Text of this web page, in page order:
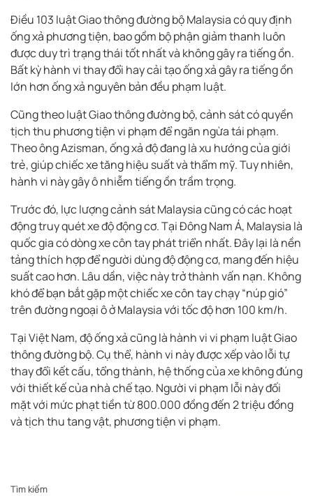
Điều 103 luật Giao thông đường bộ Malaysia có quy định
ống xả phương tiện, bao gồm bộ phận giảm thanh luôn
được duy trì trạng thái tốt nhất và không gây ra tiếng ồn.
Bất kỳ hành vi thay đổi hay cải tạo ống xả gây ra tiếng ồn
lớn hơn ống xả nguyên bản đều phạm luật.
Cũng theo luật Giao thông đường bộ, cảnh sát có quyền
tịch thu phương tiện vi phạm để ngăn ngừa tái phạm.
Theo ông Azisman, ống xả độ đang là xu hướng của giới
trẻ, giúp chiếc xe tăng hiệu suất và thẩm mỹ. Tuy nhiên,
hành vi này gây ô nhiễm tiếng ồn trầm trọng.
Trước đó, lực lượng cảnh sát Malaysia cũng có các hoạt
động truy quét xe độ động cơ. Tại Đông Nam Á, Malaysia là
quốc gia có dòng xe côn tay phát triển nhất. Đây lại là nền
tảng thích hợp để người dùng độ động cơ, mang đến hiệu
suất cao hơn. Lâu dần, việc này trở thành vấn nạn. Không
khó để bạn bắt gặp một chiếc xe côn tay chạy “núp gió”
trên đường ngoại ô ở Malaysia với tốc độ hơn 100 km/h.
Tại Việt Nam, độ ống xả cũng là hành vi vi phạm luật Giao
thông đường bộ. Cụ thể, hành vi này được xếp vào lỗi tự
thay đổi kết cấu, tổng thành, hệ thống của xe không đúng
với thiết kế của nhà chế tạo. Người vi phạm lỗi này đối
mặt với mức phạt tiền từ 800.000 đồng đến 2 triệu đồng
và tịch thu tang vật, phương tiện vi phạm.
Tìm kiếm